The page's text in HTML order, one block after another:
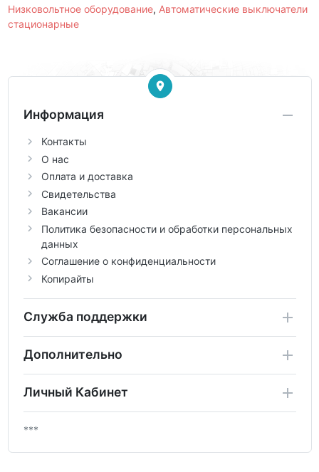
Низковольтное оборудование, Автоматические выключатели
стационарные
Информация
Контакты
О нас
Оплата и доставка
Свидетельства
Вакансии
Политика безопасности и обработки персональных
данных
Соглашение о конфиденциальности
Копирайты
Служба поддержки
Дополнительно
Личный Кабинет
***